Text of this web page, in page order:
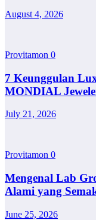
August 4, 2026
Provitamon 0
7 Keunggulan
MONDIAL
July 21, 2026
Provitamon 0
Mengenal Lab
Alami yang
June 25, 2026